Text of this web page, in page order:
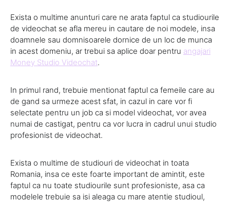
Exista o multime anunturi care ne arata faptul ca studiourile
de videochat se afla mereu in cautare de noi modele, insa
doamnele sau domnisoarele dornice de un loc de munca
in acest domeniu, ar trebui sa aplice doar pentru angajari
Money Studio Videochat.
In primul rand, trebuie mentionat faptul ca femeile care au
de gand sa urmeze acest sfat, in cazul in care vor fi
selectate pentru un job ca si model videochat, vor avea
numai de castigat, pentru ca vor lucra in cadrul unui studio
profesionist de videochat.
Exista o multime de studiouri de videochat in toata
Romania, insa ce este foarte important de amintit, este
faptul ca nu toate studiourile sunt profesioniste, asa ca
modelele trebuie sa isi aleaga cu mare atentie studioul,